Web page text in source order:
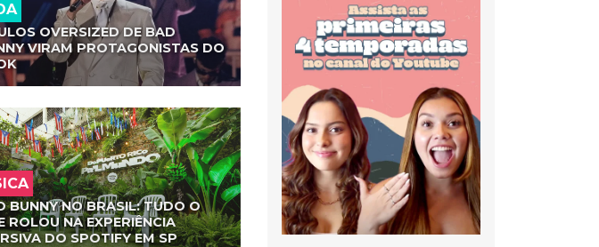
OVERSIZED DE BAD
VIRAM PROTAGONISTAS DO
BUNNY NO BRASIL: TUDO O
ROLOU NA EXPERIÊNCIA
DO SPOTIFY EM SP